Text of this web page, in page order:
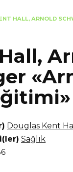
HALL, ARNOLD
Douglas Kent
Sağlık